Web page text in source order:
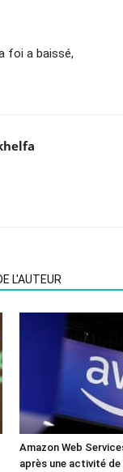
foi a baissé,
L'AUTEUR
Amazon Web
après une activité